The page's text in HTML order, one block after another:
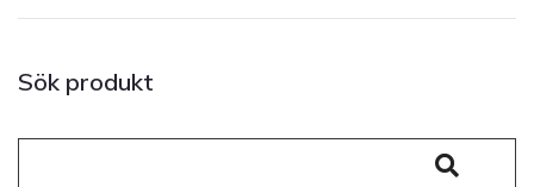
Sök produkt